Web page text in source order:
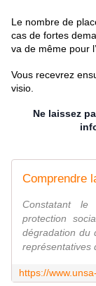
Le nombre de
cas de fortes
va de même pour
Vous recevrez
visio.
Ne laissez
Constatant le
protection
dégradation du
représentatives